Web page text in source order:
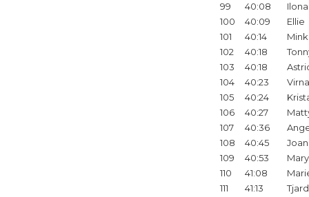
99
40:08
Ilona
100
40:09
Ellie
101
40:14
102
40:18
103
40:18
104
40:23
Virna
105
40:24
106
40:27
107
40:36
108
40:45
Joan
109
40:53
Mary
110
41:08
111
41:13